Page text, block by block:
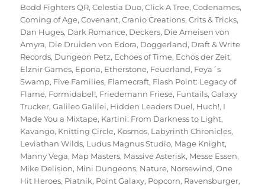
Bodd Fighters QR,Celestia Duo,Click A Tree,Codenames,
Coming of Age,Covenant,Cranio Creations,Crits & Tricks,
Dan Huges, Dark Romance, Deckers, Die Ameisen von
Amyra, Die Druiden von Edora, Doggerland, Draft & Write
Records, Dungeon Petz, Echoes of Time, Echos der Zeit,
Elznir Games, Epona, Etherstone, Feuerland, Feya´s
Swamp, Five Families, Flamecraft, Flash Point: Legacy of
Flame, Formidabel!, Friedemann Friese, Funtails,Galaxy
Trucker,Galileo Galilei, Hidden Leaders Duel, Huch!, I
Made You a Mixtape, Kartini: From Darkness to Light,
Kavango, Knitting Circle, Kosmos, Labyrinth Chronicles,
Leviathan Wilds, Ludus Magnus Studio, Mage Knight,
Manny Vega, Map Masters, Massive Asterisk, Messe Essen,
Mike Delision, Mini Dungeons, Nature, Norsewind,One
Hit Heroes, Piatnik, Point Galaxy, Popcorn, Ravensburger,